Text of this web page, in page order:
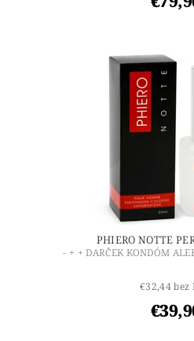
PHIERO NOTTE
- + + DARČEK KONDÓM
€32,44 bez